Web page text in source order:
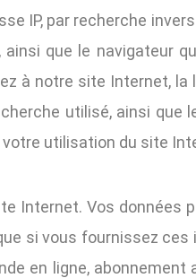
IP, par recherche
que le navigateur
à notre site Internet, la
utilisé, ainsi que
utilisation du site
Internet. Vos données
si vous fournissez
en ligne, abonnement